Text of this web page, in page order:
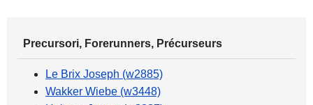
Precursori, Forerunners, Précurseurs
Le Brix Joseph (w2885)
Wakker Wiebe (w3448)